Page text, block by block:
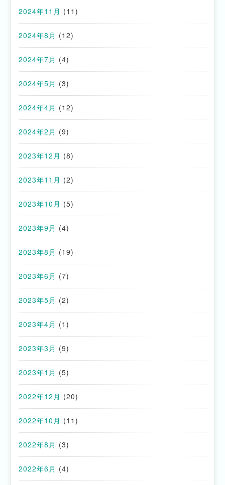
2024年11月 (11)
2024年8月 (12)
2024年7月 (4)
2024年5月 (3)
2024年4月 (12)
2024年2月 (9)
2023年12月 (8)
2023年11月 (2)
2023年10月 (5)
2023年9月 (4)
2023年8月 (19)
2023年6月 (7)
2023年5月 (2)
2023年4月 (1)
2023年3月 (9)
2023年1月 (5)
2022年12月 (20)
2022年10月 (11)
2022年8月 (3)
2022年6月 (4)